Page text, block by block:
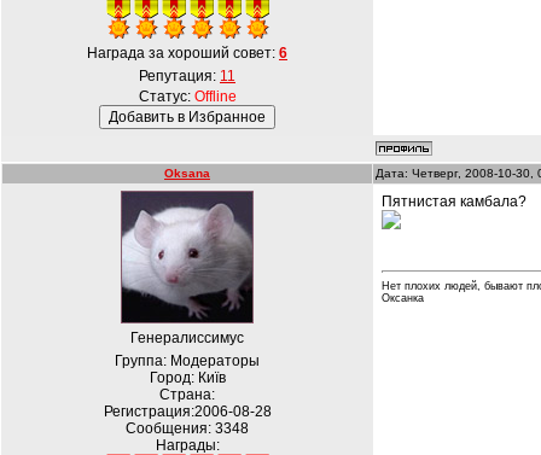
Награда за хороший совет: 6
Репутация: 11
Статус: Offline
Oksana Дата: Четверг, 2008-10-
Генералиссимус
Группа: Модераторы
Город: Київ
Страна:
Регистрация:2006-08-28
Сообщения: 3348
Награды:
Пятнистая камбала?
Нет плохих людей, бывают
Оксанка